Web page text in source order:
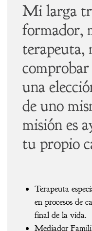
Mi larga
formador,
terapeuta,
una
de uno
misión es
tu propio
Terapeuta
en procesos de
final de la vida.
Mediador